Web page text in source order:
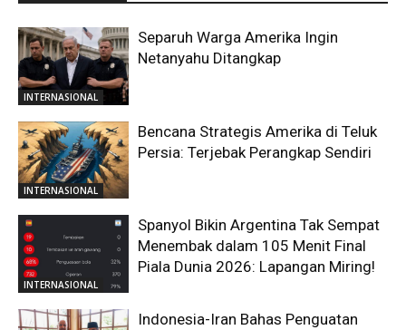
INTERNASIONAL
Separuh Warga Amerika Ingin
Netanyahu Ditangkap
INTERNASIONAL
Bencana Strategis Amerika di Teluk
Persia: Terjebak Perangkap Sendiri
INTERNASIONAL
Spanyol Bikin Argentina Tak Sempat
Menembak dalam 105 Menit Final
Piala Dunia 2026: Lapangan Miring!
Indonesia-Iran Bahas Penguatan